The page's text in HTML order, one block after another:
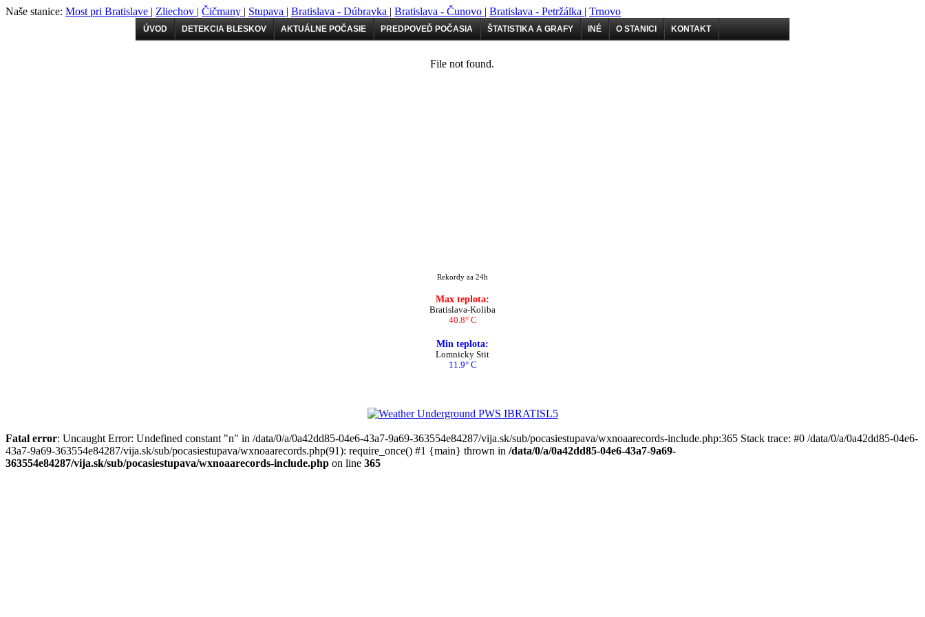
Naše stanice: Most pri Bratislave | Zliechov | Čičmany | Stupava | Bratislava - Dúbravka | Bratislava - Čunovo | Bratislava - Petržálka | Trnovo
ÚVOD DETEKCIA BLESKOV AKTUÁLNE POČASIE PREDPOVEĎ POČASIA ŠTATISTIKA A GRAFY INÉ O STANICI KONTAKT
Rekordy za 24h
Max teplota:
Bratislava-Koliba
40.8° C
Min teplota:
Lomnicky Stit
11.9° C
Fatal error: Uncaught Error: Undefined constant "n" in /data/0/a/0a42dd85-04e6-43a7-9a69-363554e84287/vija.sk/sub/pocasiestupava/wxnoaarecords-include.php:365 Stack trace: #0 /data/0/a/0a42dd85-04e6-
43a7-9a69-363554e84287/vija.sk/sub/pocasiestupava/wxnoaarecords.php(91): require_once() #1 {main} thrown in /data/0/a/0a42dd85-04e6-43a7-9a69-
363554e84287/vija.sk/sub/pocasiestupava/wxnoaarecords-include.php on line 365